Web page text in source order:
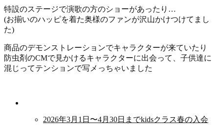
特設のステージで演歌の方のショーがあったり…
(お揃いのハッピを着た奥様のファンが沢山かけつけてまし
た)
商品のデモンストレーションでキャラクターが来ていたり
防虫剤のCMで見かけるキャラクターに出会って、子供達に
混じってテンションで写メっちゃいました
2026年3月1日〜4月30日までkidsクラス春の入会